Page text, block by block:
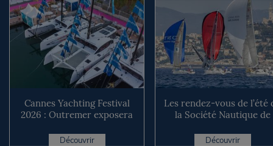
Cannes Yachting Festival
2026 : Outremer exposera
Découvrir
Les rendez-vous de l’été
la Société Nautique de
Découvrir